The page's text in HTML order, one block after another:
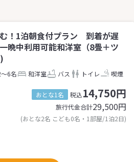
！1泊朝食付プラン 到着が遅
晩中利用可能和洋室（8畳＋ツ
6名 和洋室 バス トイレ 喫煙
おとな1名 税込14,750円
旅行代金合計29,500円
(おとな2名 こども0名・1部屋/1泊2日)